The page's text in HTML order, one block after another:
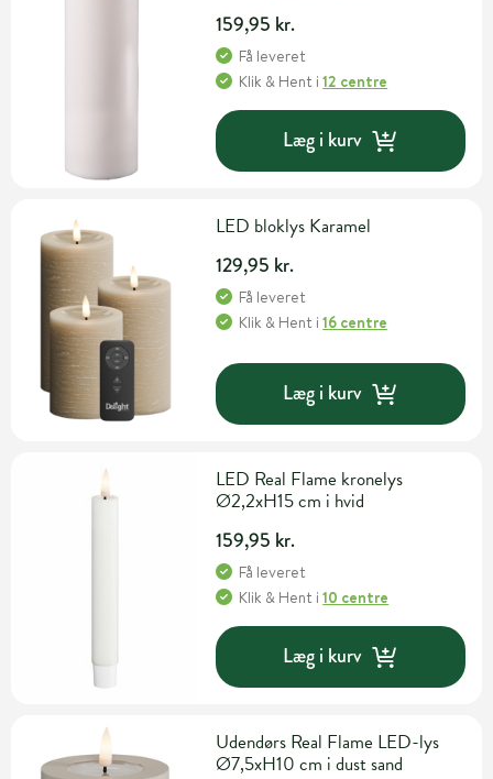
159,95 kr.
Få leveret
Klik & Hent i12 centre
Læg i kurv
LED bloklys Karamel
129,95 kr.
Få leveret
Klik & Hent i16 centre
Læg i kurv
LED Real Flame kronelys
Ø2,2xH15 cm i hvid
159,95 kr.
Få leveret
Klik & Hent i10 centre
Læg i kurv
Udendørs Real Flame LED-lys
Ø7,5xH10 cm i dust sand